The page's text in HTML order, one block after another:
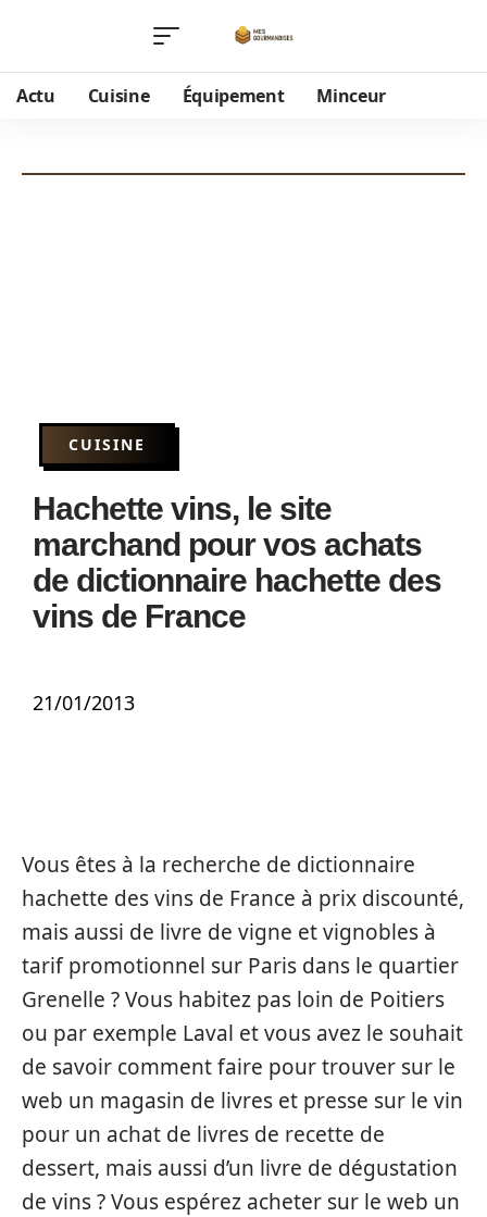
Actu Cuisine Équipement Minceur
CUISINE
Hachette vins, le site
marchand pour vos achats
de dictionnaire hachette des
vins de France
21/01/2013
Vous êtes à la recherche de dictionnaire
hachette des vins de France à prix discounté,
mais aussi de livre de vigne et vignobles à
tarif promotionnel sur Paris dans le quartier
Grenelle ? Vous habitez pas loin de Poitiers
ou par exemple Laval et vous avez le souhait
de savoir comment faire pour trouver sur le
web un magasin de livres et presse sur le vin
pour un achat de livres de recette de
dessert, mais aussi d’un livre de dégustation
de vins ? Vous espérez acheter sur le web un